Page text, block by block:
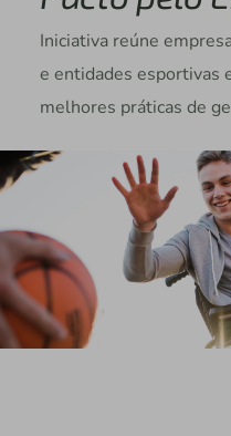
Iniciativa reúne
e entidades esportivas
melhores práticas de